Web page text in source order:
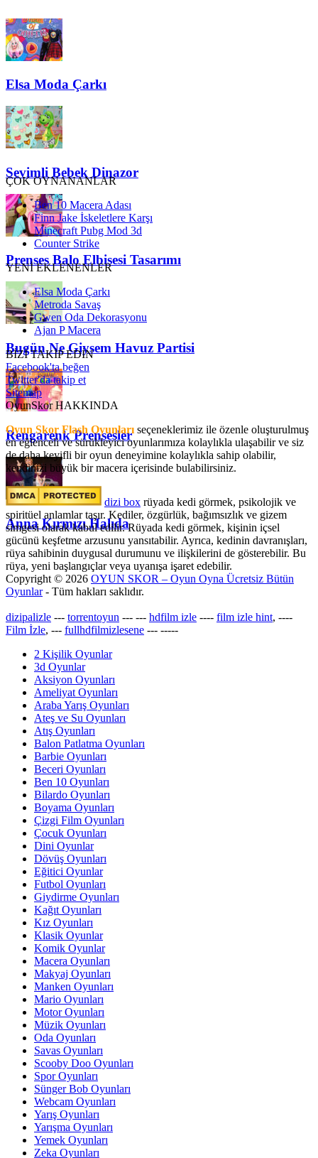
Elsa Moda Çarkı
Sevimli Bebek Dinazor
Prenses Balo Elbisesi Tasarımı
Bugün Ne Giysem Havuz Partisi
Rengarenk Prensesler
Anna Kırmızı Halıda
ÇOK OYNANANLAR
Ben 10 Macera Adası
Finn Jake İskeletlere Karşı
Minecraft Pubg Mod 3d
Counter Strike
YENİ EKLENENLER
Elsa Moda Çarkı
Metroda Savaş
Gwen Oda Dekorasyonu
Ajan P Macera
BİZİ TAKİP EDİN
Facebook'ta beğen
Twitter'da takip et
Sitemap
OyunSkor HAKKINDA
Oyun Skor Flash Oyunları seçeneklerimiz ile özenle oluşturulmuş
en eğlenceli ve sürükleyici oyunlarımıza kolaylıkla ulaşabilir ve siz
de daha keyifli bir oyun deneyimine kolaylıkla sahip olabilir,
kendinizi büyük bir macera içerisinde bulabilirsiniz.
dizi box rüyada kedi görmek​, psikolojik ve
spiritüel anlamlar taşır. Kediler, özgürlük, bağımsızlık ve gizem
simgesi olarak kabul edilir. Rüyada kedi görmek, kişinin içsel
gücünü keşfetme arzusunu yansıtabilir. Ayrıca, kedinin davranışları,
rüya sahibinin duygusal durumunu ve ilişkilerini de gösterebilir. Bu
rüya, yeni başlangıçlar veya uyanışa işaret edebilir.
Copyright © 2026 OYUN SKOR – Oyun Oyna Ücretsiz Bütün
Oyunlar- Tüm hakları saklıdır.
dizipalizle --- torrentoyun --- --- hdfilm izle ---- film izle hint, ----
Film İzle, --- fullhdfilmizlesene --- -----
2 Kişilik Oyunlar
3d Oyunlar
Aksiyon Oyunları
Ameliyat Oyunları
Araba Yarış Oyunları
Ateş ve Su Oyunları
Atış Oyunları
Balon Patlatma Oyunları
Barbie Oyunları
Beceri Oyunları
Ben 10 Oyunları
Bilardo Oyunları
Boyama Oyunları
Çizgi Film Oyunları
Çocuk Oyunları
Dini Oyunlar
Dövüş Oyunları
Eğitici Oyunlar
Futbol Oyunları
Giydirme Oyunları
Kağıt Oyunları
Kız Oyunları
Klasik Oyunlar
Komik Oyunlar
Macera Oyunları
Makyaj Oyunları
Manken Oyunları
Mario Oyunları
Motor Oyunları
Müzik Oyunları
Oda Oyunları
Savas Oyunları
Scooby Doo Oyunları
Spor Oyunları
Sünger Bob Oyunları
Webcam Oyunları
Yarış Oyunları
Yarışma Oyunları
Yemek Oyunları
Zeka Oyunları